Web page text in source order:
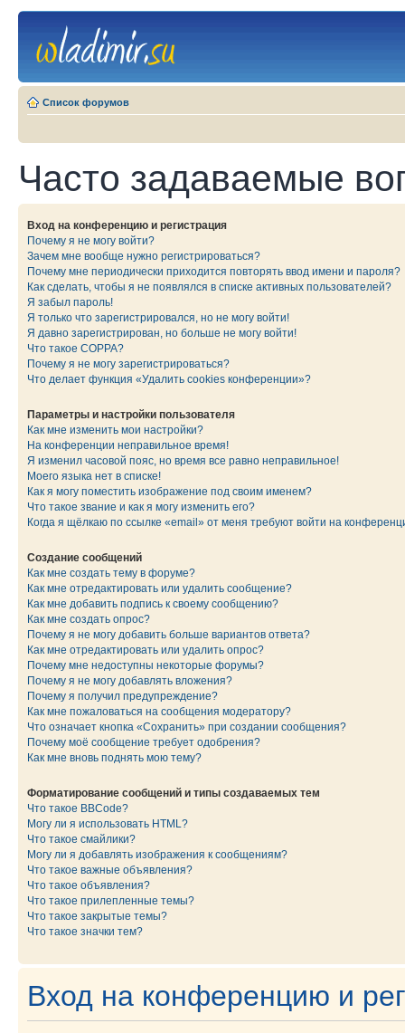
Список форумов
Часто задаваемые
Вход на конференцию и регистрация
Почему я не могу войти?
Зачем мне вообще нужно регистрироваться?
Почему мне периодически приходится повторять ввод имени и пароля?
Как сделать, чтобы я не появлялся в списке активных пользователей?
Я забыл пароль!
Я только что зарегистрировался, но не могу войти!
Я давно зарегистрирован, но больше не могу войти!
Что такое COPPA?
Почему я не могу зарегистрироваться?
Что делает функция «Удалить cookies конференции»?
Параметры и настройки пользователя
Как мне изменить мои настройки?
На конференции неправильное время!
Я изменил часовой пояс, но время все равно неправильное!
Моего языка нет в списке!
Как я могу поместить изображение под своим именем?
Что такое звание и как я могу изменить его?
Когда я щёлкаю по ссылке «email» от меня требуют войти на
Создание сообщений
Как мне создать тему в форуме?
Как мне отредактировать или удалить сообщение?
Как мне добавить подпись к своему сообщению?
Как мне создать опрос?
Почему я не могу добавить больше вариантов ответа?
Как мне отредактировать или удалить опрос?
Почему мне недоступны некоторые форумы?
Почему я не могу добавлять вложения?
Почему я получил предупреждение?
Как мне пожаловаться на сообщения модератору?
Что означает кнопка «Сохранить» при создании сообщения?
Почему моё сообщение требует одобрения?
Как мне вновь поднять мою тему?
Форматирование сообщений и типы создаваемых тем
Что такое BBCode?
Могу ли я использовать HTML?
Что такое смайлики?
Могу ли я добавлять изображения к сообщениям?
Что такое важные объявления?
Что такое объявления?
Что такое прилепленные темы?
Что такое закрытые темы?
Что такое значки тем?
Вход на конференцию и